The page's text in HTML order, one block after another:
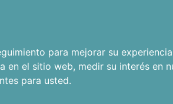
para mejorar su
en el sitio web, medir su interés en
para usted.